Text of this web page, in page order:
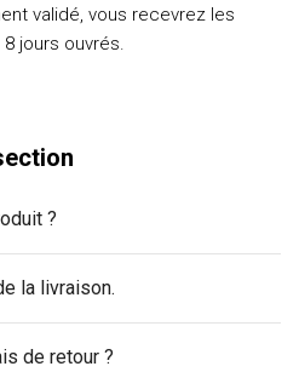
validé, vous recevrez les
jours ouvrés.
?
la livraison.
de retour ?